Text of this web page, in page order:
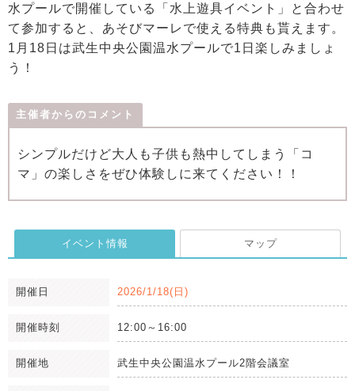
水プールで開催している「水上遊具イベント」と合わせ
て参加すると、あそびマーレで使える特典も貰えます。
1月18日は武生中央公園温水プールで1日楽しみましょ
う！
主催者からのコメント
シンプルだけど大人も子供も熱中してしまう「コ
マ」の楽しさをぜひ体験しに来てください！！
イベント情報 マップ
開催日 2026/1/18(日)
開催時刻 12:00～16:00
開催地 武生中央公園温水プール2階会議室